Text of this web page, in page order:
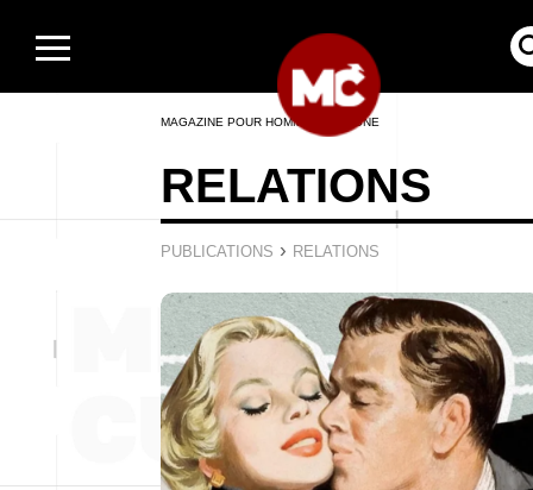
MAGAZINE POUR HOMMES EN LIGNE
RELATIONS
PUBLICATIONS › RELATIONS